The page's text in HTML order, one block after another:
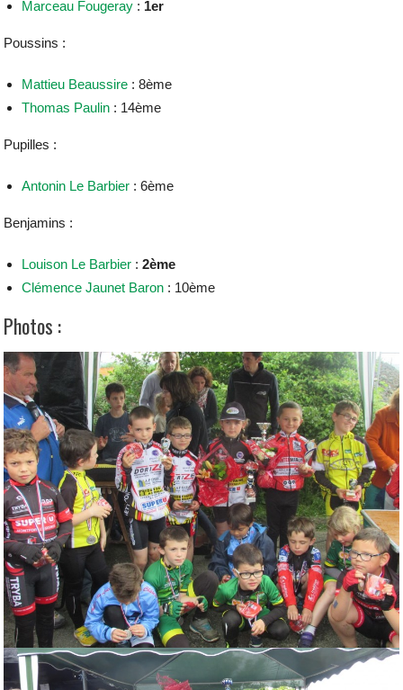
Marceau Fougeray : 1er
Poussins :
Mattieu Beaussire : 8ème
Thomas Paulin : 14ème
Pupilles :
Antonin Le Barbier : 6ème
Benjamins :
Louison Le Barbier :2ème
Clémence Jaunet Baron : 10ème
Photos :